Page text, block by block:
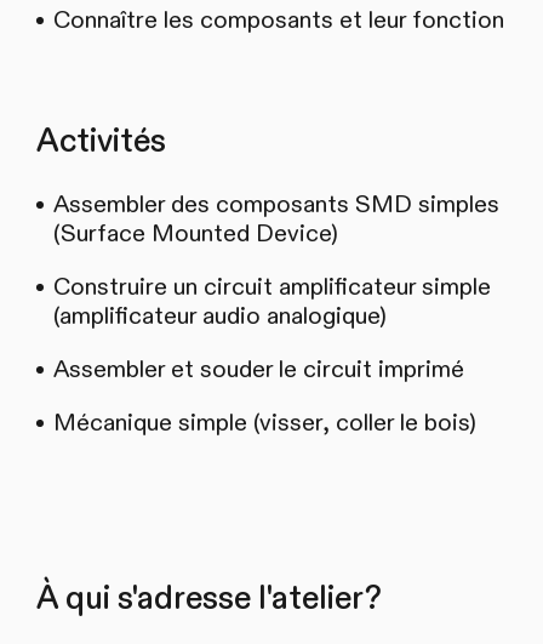
Connaître les composants et leur fonction
Activités
Assembler des composants SMD simples
(Surface Mounted Device)
Construire un circuit amplificateur simple
(amplificateur audio analogique)
Assembler et souder le circuit imprimé
Mécanique simple (visser, coller le bois)
À qui s'adresse l'atelier?